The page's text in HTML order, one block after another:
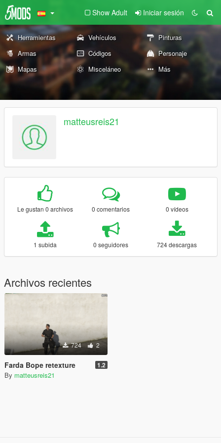
Show Adult Iniciar sesión
Herramientas Vehículos
Pinturas
Armas
Códigos
Personaje
Mapas
Misceláneo Más
matteusreis21
Le gustan 0 archivos 0 comentarios 0 vídeos
1 subida 0 seguidores 724 descargas
Archivos recientes
724 2
Farda Bope retexture 1.2
By matteusreis21